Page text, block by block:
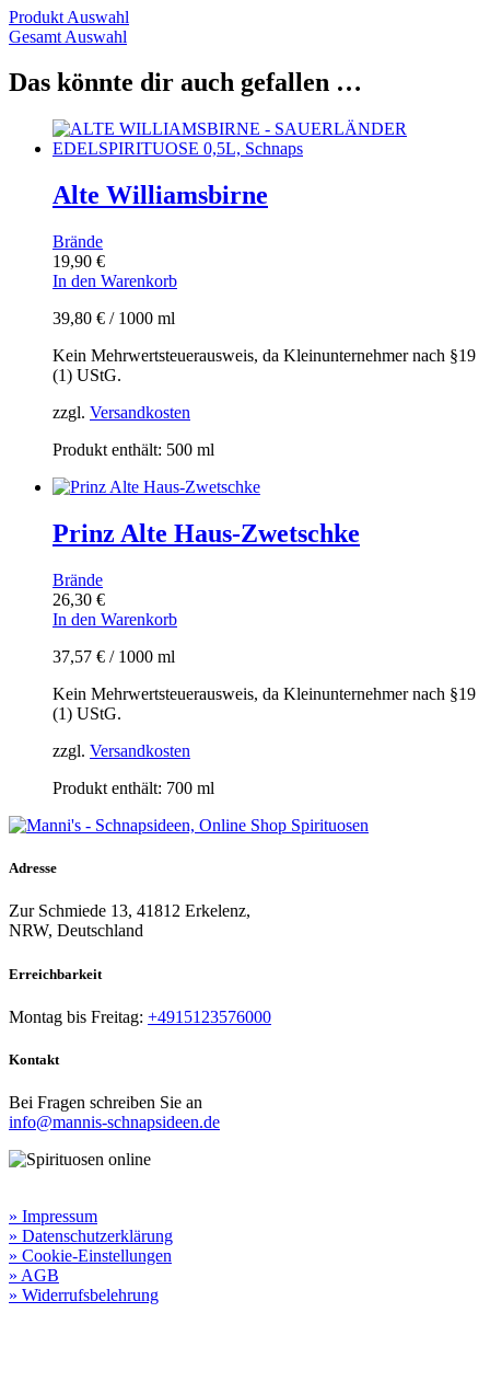
Produkt Auswahl
Gesamt Auswahl
Das könnte dir auch gefallen …
Alte Williamsbirne
Brände
19,90 €
In den Warenkorb
39,80 € / 1000 ml
Kein Mehrwertsteuerausweis, da Kleinunternehmer nach §19
(1) UStG.
zzgl. Versandkosten
Produkt enthält: 500 ml
Prinz Alte Haus-Zwetschke
Brände
26,30 €
In den Warenkorb
37,57 € / 1000 ml
Kein Mehrwertsteuerausweis, da Kleinunternehmer nach §19
(1) UStG.
zzgl. Versandkosten
Produkt enthält: 700 ml
Adresse
Zur Schmiede 13, 41812 Erkelenz,
NRW, Deutschland
Erreichbarkeit​
Montag bis Freitag: +4915123576000
Kontakt
Bei Fragen schreiben Sie an
info@mannis-schnapsideen.de
» Impressum
» Datenschutzerklärung
» Cookie-Einstellungen
» AGB
» Widerrufsbelehrung